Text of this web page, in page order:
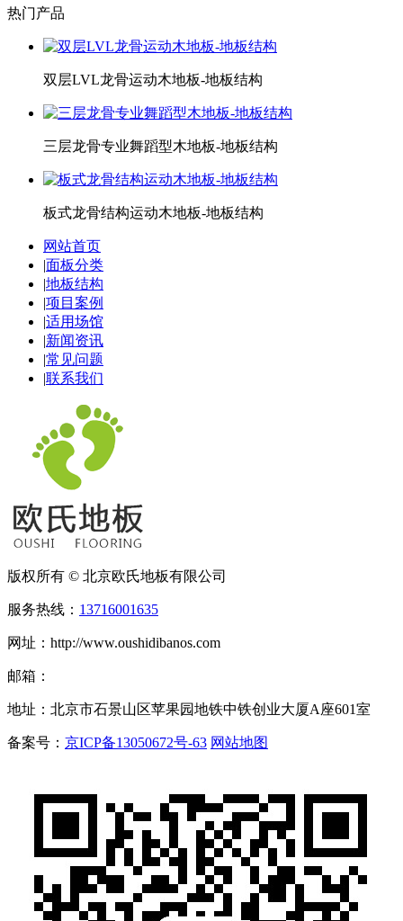
热门产品
双层LVL龙骨运动木地板-地板结构
三层龙骨专业舞蹈型木地板-地板结构
板式龙骨结构运动木地板-地板结构
网站首页
|面板分类
|地板结构
|项目案例
|适用场馆
|新闻资讯
|常见问题
|联系我们
版权所有 © 北京欧氏地板有限公司
服务热线： 13716001635
网址：http://www.oushidibanos.com
邮箱：
地址：北京市石景山区苹果园地铁中铁创业大厦A座601室
备案号： 京ICP备13050672号-63 网站地图